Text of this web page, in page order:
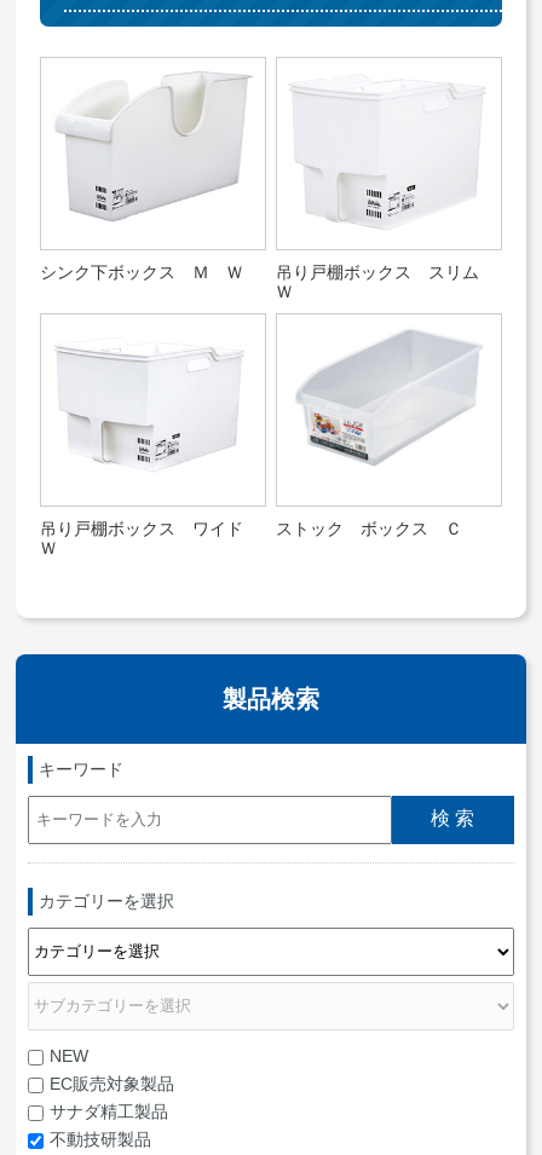
シンク下ボックス Ｍ Ｗ
吊り戸棚ボックス スリム
Ｗ
吊り戸棚ボックス ワイド
Ｗ
ストック ボックス Ｃ
製品検索
キーワード
カテゴリーを選択
NEW
EC販売対象製品
サナダ精工製品
不動技研製品